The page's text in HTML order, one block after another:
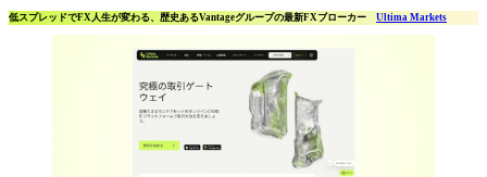
低スプレッドでFX人生が変わる、歴史あるVantageグループの最新FXブローカー Ultima Markets